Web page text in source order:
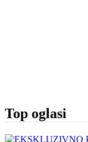
Top oglasi